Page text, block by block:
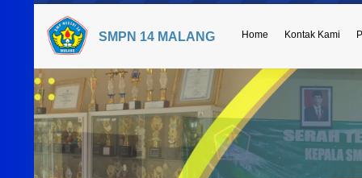
SMPN 14 MALANG Home Kontak Kami